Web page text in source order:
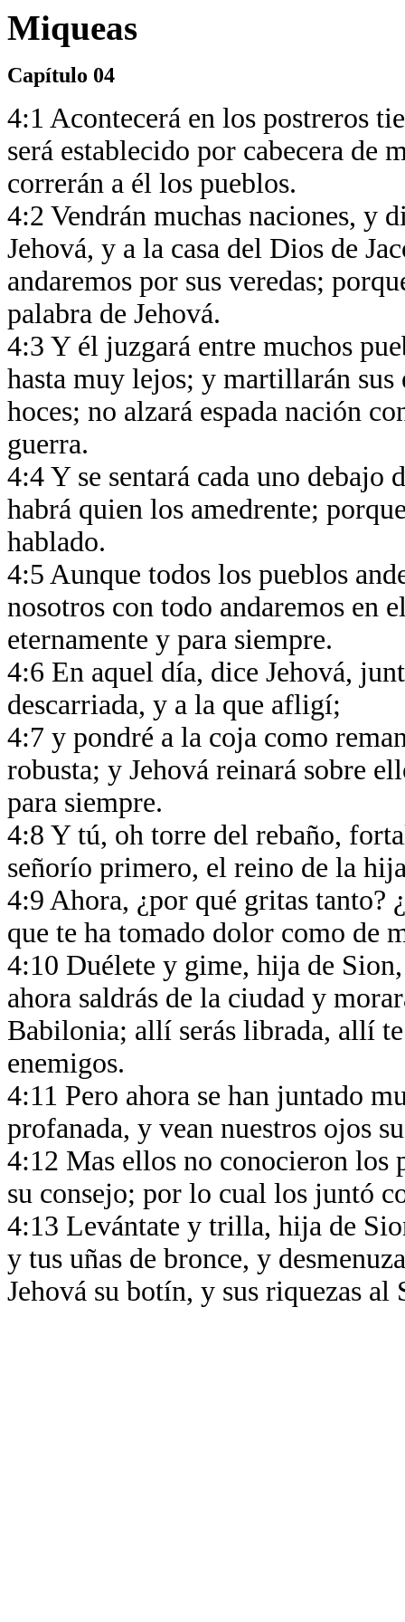
Miqueas
Capítulo 04
4:1 Acontecerá en los postreros
será establecido por cabecera de
correrán a él los pueblos.
4:2 Vendrán muchas naciones, y
Jehová, y a la casa del Dios de
andaremos por sus veredas;
palabra de Jehová.
4:3 Y él juzgará entre muchos
hasta muy lejos; y martillarán sus
hoces; no alzará espada nación
guerra.
4:4 Y se sentará cada uno debajo
habrá quien los amedrente;
hablado.
4:5 Aunque todos los pueblos
nosotros con todo andaremos en
eternamente y para siempre.
4:6 En aquel día, dice Jehová,
descarriada, y a la que afligí;
4:7 y pondré a la coja como
robusta; y Jehová reinará sobre
para siempre.
4:8 Y tú, oh torre del rebaño,
señorío primero, el reino de la
4:9 Ahora, ¿por qué gritas tanto?
que te ha tomado dolor como de
4:10 Duélete y gime, hija de
ahora saldrás de la ciudad y
Babilonia; allí serás librada, allí
enemigos.
4:11 Pero ahora se han juntado
profanada, y vean nuestros ojos
4:12 Mas ellos no conocieron los
su consejo; por lo cual los juntó
4:13 Levántate y trilla, hija de
y tus uñas de bronce, y
Jehová su botín, y sus riquezas